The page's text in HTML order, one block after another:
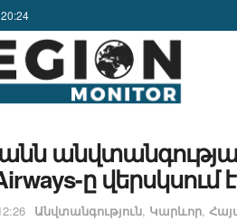
ը
Անվտանգություն, Կարևոր,